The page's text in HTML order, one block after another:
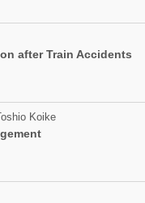
after Train Accidents
Koike